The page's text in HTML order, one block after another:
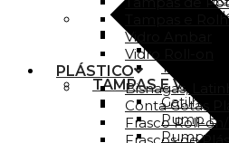
Frascos
Garrafas
Tubetes
TAMPAS E
Gatilho
Pump
Pump
Tampas e
Vidro Ambar
Vidro Roll-on
PLÁSTICO
Bisnagas,
Conta Gotas
Frasco Roll-on/